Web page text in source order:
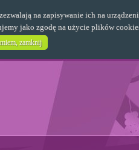
na zapisywanie ich na
jako zgodę na użycie plików
zamknij